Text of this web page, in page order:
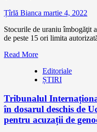
Țîrlă Bianca martie 4, 2022
Stocurile de uraniu îmbogăţit
de peste 15 ori limita
Read More
Editoriale
ȘTIRI
Tribunalul
în dosarul deschis de
pentru acuzații de